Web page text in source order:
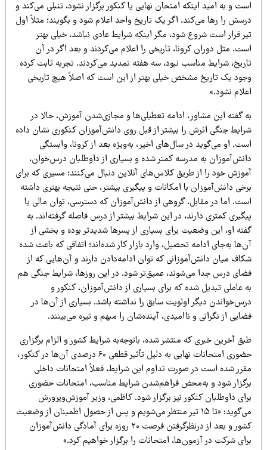
و به امید اینکه امتحان نهایی یا کنکور برگزار نشود، تنبلی می‌کند و
را رها می‌کند. اگر یک تاریخ واحد اعلام شود و بگویند؛ مثلاً اول
قرار است شروع شود، مگر اینکه شرایط عادی نباشد، خیلی بهتر
مثل دوران کرونا، تاریخی را اعلام می‌کردند و بعد اگر در آن
شرایط مناسب نبود، سه هفته تمدید می‌کردند. تجربه ثابت کرده
یک تاریخ مشخص خیلی بهتر از این است که اصلاً هیچ تاریخی
نشود.»
گفته این مشاور، ادامه تعطیلی‌ها و مجازی‌شدن آموزش، حالا در
جنگی اثرش را بیشتر از قبل روی دانش‌آموزان کنکوری نشان داده
او می‌گوید در سال‌های اخیر، به‌ویژه بعد از کرونا، وابستگی
به مدرسه کمتر شده و بسیاری از داوطلبان درس‌خوان،
خود را از طریق کلاس‌های آنلاین دنبال می‌کنند؛ مسیری که برای
دانش‌آموزان با امکانات و پیگیری بیشتر، حتی نتیجه بهتری داشته
اما در مقابل، گروهی از دانش‌آموزان که دسترسی، توان مالی یا
کمتری دارند، در این شرایط بیشتر از درس فاصله گرفته‌اند. به
او، این وضعیت برای بسیاری از پسرها شدیدتر بوده و بخشی از
به‌جای ادامه تحصیل، وارد بازار کار شده‌اند؛ اتفاقی که باعث شده
میان دانش‌آموزانی که توان ادامه‌دادن دارند و آن‌هایی که از
درس جدا می‌شوند، عمیق‌تر شود. در این روزها، شرایط جنگی هم
عاملی تبدیل شده که برای بسیاری از دانش‌آموزان، کنکور و
دیگر اولویت سابق را نداشته باشد. بسیاری از آن‌ها در
از نگرانی و ناامیدی، آینده‌شان را مبهم و تیره می‌بینند.
آخرین خبری که منتشر شده، باتوجه‌به شرایط کشور و الزام برگزاری
حضوری امتحانات نهایی به دلیل تأثیر قطعی ۶۰ درصدی آن‌ها در کنکور،
شده است در صورت تداوم این شرایط، فعلاً امتحانات داخلی
شود و به‌محض فراهم‌شدن شرایط مناسب، امتحانات حضوری
داوطلبان کنکور نیز برگزار شود. کاظمی، وزیر آموزش‌وپرورش
می‌گوید: «تا ۱۵ تیر منتظر می‌شویم و پس از حصول اطمینان از وضعیت
کشور و بعد از درنظرگرفتن فرصت ۲۰ روزه برای آمادگی دانش‌آموزان
شرکت در آزمون‌ها، امتحانات را برگزار خواهیم کرد.»